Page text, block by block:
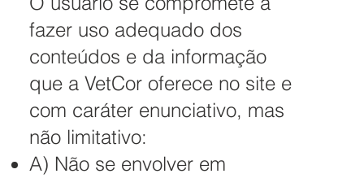
fazer uso adequado dos
conteúdos e da informação
que a VetCor oferece no site e
com caráter enunciativo, mas
não limitativo:
A) Não se envolver em